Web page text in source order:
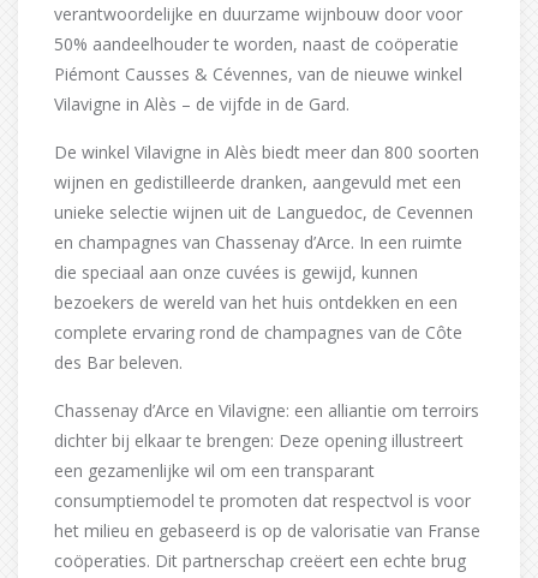
verantwoordelijke en duurzame wijnbouw door voor
50% aandeelhouder te worden, naast de coöperatie
Piémont Causses & Cévennes, van de nieuwe winkel
Vilavigne in Alès – de vijfde in de Gard.
De winkel Vilavigne in Alès biedt meer dan 800 soorten
wijnen en gedistilleerde dranken, aangevuld met een
unieke selectie wijnen uit de Languedoc, de Cevennen
en champagnes van Chassenay d’Arce. In een ruimte
die speciaal aan onze cuvées is gewijd, kunnen
bezoekers de wereld van het huis ontdekken en een
complete ervaring rond de champagnes van de Côte
des Bar beleven.
Chassenay d’Arce en Vilavigne: een alliantie om terroirs
dichter bij elkaar te brengen: Deze opening illustreert
een gezamenlijke wil om een transparant
consumptiemodel te promoten dat respectvol is voor
het milieu en gebaseerd is op de valorisatie van Franse
coöperaties. Dit partnerschap creëert een echte brug